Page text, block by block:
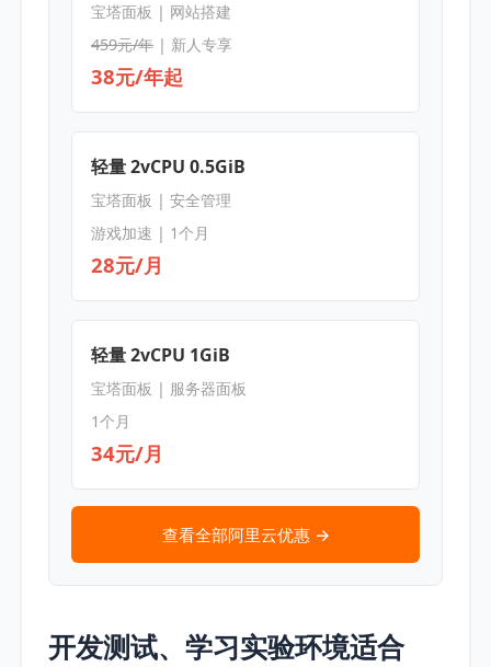
宝塔面板 | 网站搭建
459元/年| 新人专享
38元/年起
轻量 2vCPU 0.5GiB
宝塔面板 | 安全管理
游戏加速 | 1个月
28元/月
轻量 2vCPU 1GiB
宝塔面板 | 服务器面板
1个月
34元/月
查看全部阿里云优惠 →
开发测试、学习实验环境适合